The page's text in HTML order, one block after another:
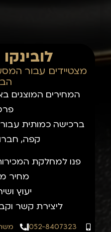
מצטיידים עבור
המחירים המוצגים
ברכישה כמותית
קפה,
פנו למחלקת
מחיר
יעוץ
ליצירת קשר
052-8407323 משרד: 09-